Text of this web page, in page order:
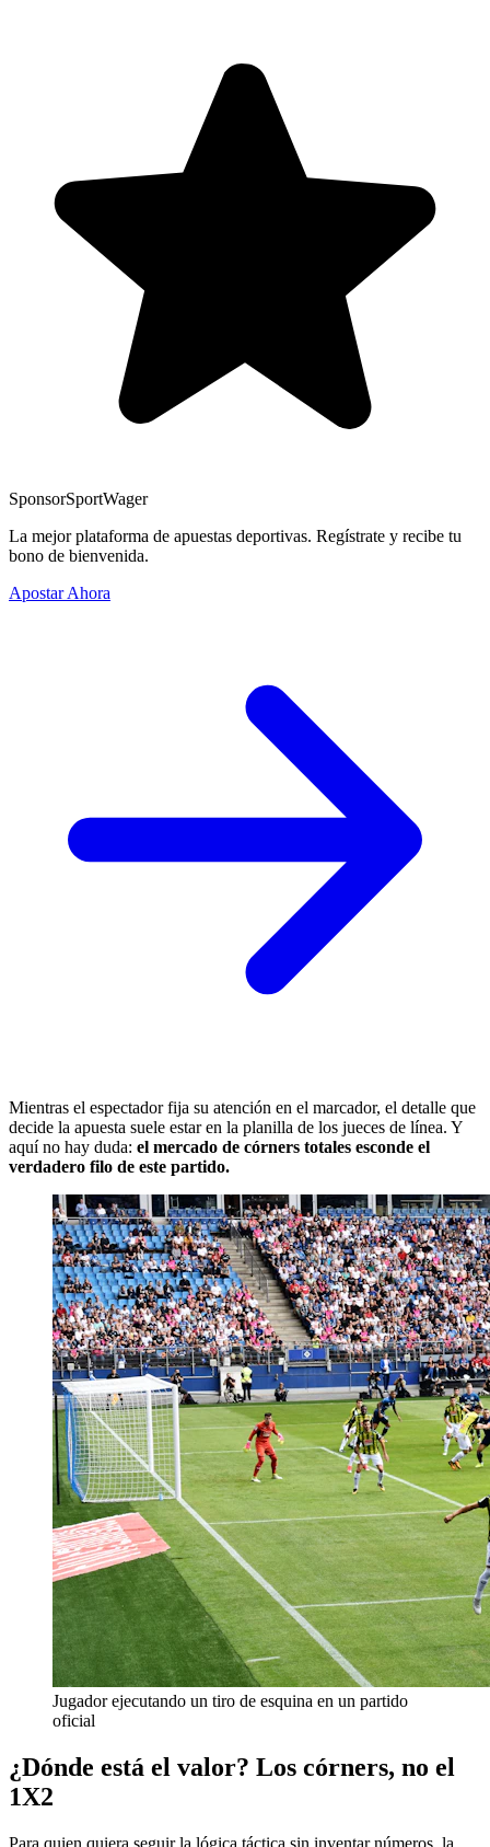
SponsorSportWager
La mejor plataforma de apuestas deportivas. Regístrate y recibe tu
bono de bienvenida.
Apostar Ahora
Mientras el espectador fija su atención en el marcador, el detalle que
decide la apuesta suele estar en la planilla de los jueces de línea. Y
aquí no hay duda: el mercado de córners totales esconde el
verdadero filo de este partido.
Jugador ejecutando un tiro de esquina en un partido
oficial
¿Dónde está el valor? Los córners, no el
1X2
Para quien quiera seguir la lógica táctica sin inventar números, la